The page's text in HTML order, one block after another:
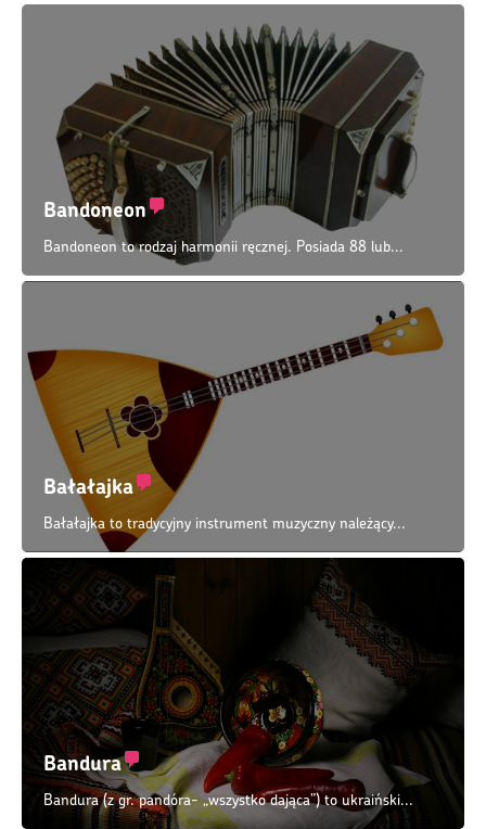
Bandoneon
Bandoneon to rodzaj harmonii ręcznej. Posiada 88 lub...
Bałałajka
Bałałajka to tradycyjny instrument muzyczny należący...
Bandura
Bandura (z gr. pandóra- „wszystko dająca”) to ukraiński...